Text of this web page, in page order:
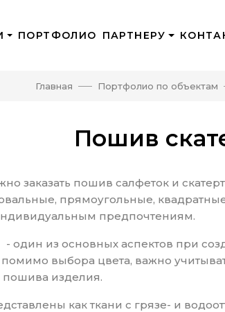
ПОРТФОЛИО ПАРТНЕРУ
Главная Портфолио по объектам
Пошив
заказать пошив салфеток и
прямоугольные,
предпочтениям.
- один из основных аспектов при
помимо выбора цвета, важно
пошива изделия.
как ткани с грязе- и